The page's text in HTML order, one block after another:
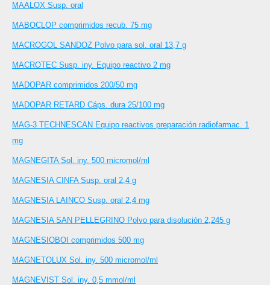
MAALOX Susp. oral
MABOCLOP comprimidos recub. 75 mg
MACROGOL SANDOZ Polvo para sol. oral 13,7 g
MACROTEC Susp. iny. Equipo reactivo 2 mg
MADOPAR comprimidos 200/50 mg
MADOPAR RETARD Cáps. dura 25/100 mg
MAG-3 TECHNESCAN Equipo reactivos preparación radiofarmac. 1
mg
MAGNEGITA Sol. iny. 500 micromol/ml
MAGNESIA CINFA Susp. oral 2,4 g
MAGNESIA LAINCO Susp. oral 2,4 mg
MAGNESIA SAN PELLEGRINO Polvo para disolución 2,245 g
MAGNESIOBOI comprimidos 500 mg
MAGNETOLUX Sol. iny. 500 micromol/ml
MAGNEVIST Sol. iny. 0,5 mmol/ml